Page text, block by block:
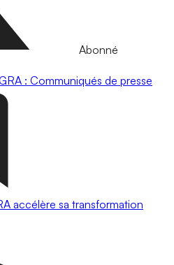
Abonné
: Communiqués de presse
accélère sa transformation